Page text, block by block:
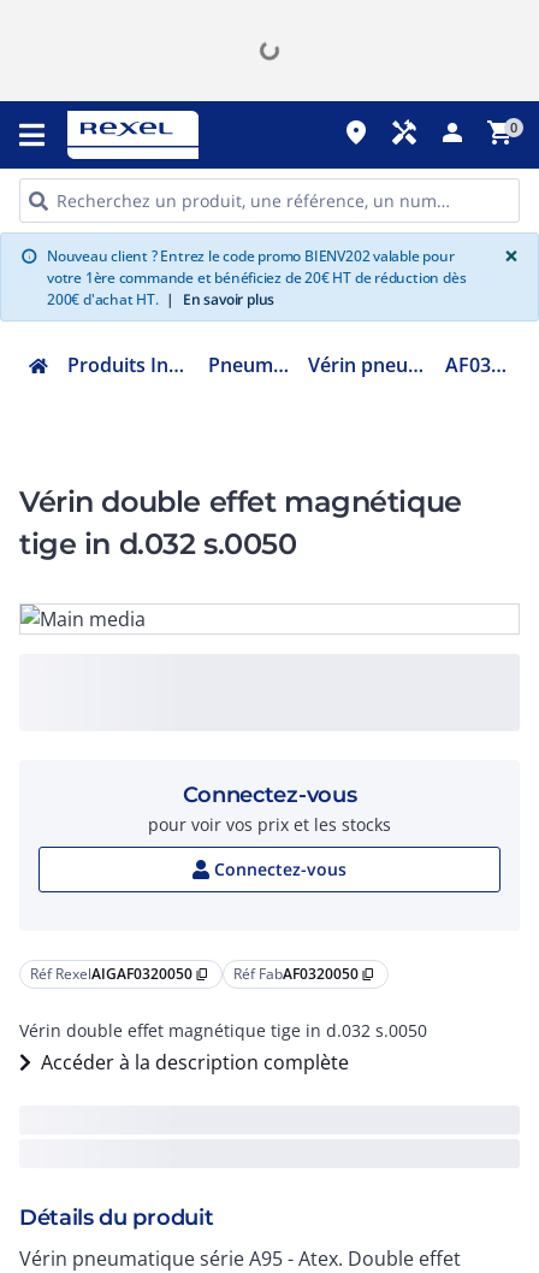
place handyman person shopping_cart0
info Nouveau client ? Entrez le code promo BIENV202 valable pour
votre 1ère commande et bénéficiez de 20€ HT de réduction dès
200€ d'achat HT. | En savoir plus
×
Produits Industriels Pneumatique Vérin pneumatique AF0320050
Vérin double effet magnétique
tige in d.032 s.0050
Réf RexelAIGAF0320050 content_copy Réf FabAF0320050 content_copy
Vérin double effet magnétique tige in d.032 s.0050
Accéder à la description complète
Détails du produit
Vérin pneumatique série A95 - Atex. Double effet
Connectez-vous
pour voir vos prix et les stocks
Connectez-vous